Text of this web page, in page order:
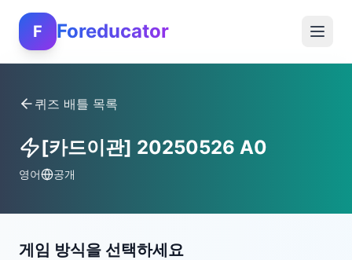
F Foreducator
퀴즈 배틀 목록
[카드이관] 20250526 A0
영어 공개
게임 방식을 선택하세요